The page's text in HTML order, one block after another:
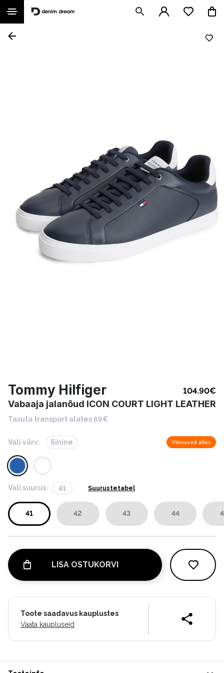
Tommy Hilfiger 104.90€
Vabaaja jalanõud ICON COURT LIGHT LEATHER
Tasuta transport alates 69€
Vali värv: Sinine Viimased alles
Vali suurus: 41 Suurustetabel
41 42 43 44
LISA OSTUKORVI
Toote saadavus kauplustes
Vaata kaupluseid